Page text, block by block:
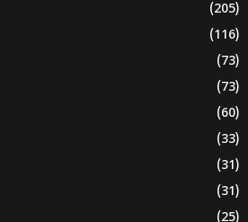
(205)
(116)
(73)
(73)
(60)
(33)
(31)
(31)
(25)